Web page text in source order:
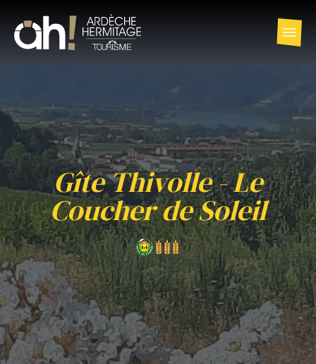
Gîte Thivolle - Le
Coucher de Soleil